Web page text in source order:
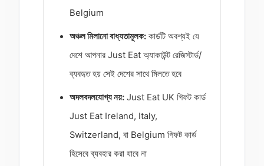
Belgium
অঞ্চল মিলানো বাধ্যতামূলক: কার্ডটি অবশ্যই যে
দেশে আপনার Just Eat অ্যাকাউন্ট রেজিস্টার্ড/
ব্যবহৃত হয় সেই দেশের সাথে মিলতে হবে
অদলবদলযোগ্য নয়: Just Eat UK গিফট কার্ড
Just Eat Ireland, Italy,
Switzerland, বা Belgium গিফট কার্ড
হিসেবে ব্যবহার করা যাবে না